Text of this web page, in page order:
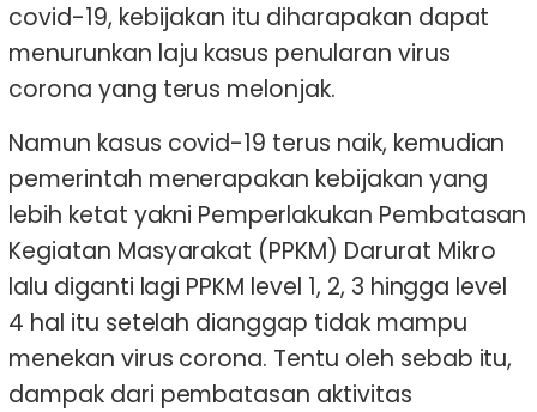
covid-19, kebijakan itu diharapakan dapat
menurunkan laju kasus penularan virus
corona yang terus melonjak.
Namun kasus covid-19 terus naik, kemudian
pemerintah menerapakan kebijakan yang
lebih ketat yakni Pemperlakukan Pembatasan
Kegiatan Masyarakat (PPKM) Darurat Mikro
lalu diganti lagi PPKM level 1, 2, 3 hingga level
4 hal itu setelah dianggap tidak mampu
menekan virus corona. Tentu oleh sebab itu,
dampak dari pembatasan aktivitas